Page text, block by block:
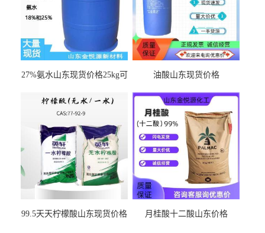
27%氨水山东现货价格25kg可
油酸山东现货价格
99.5天天柠檬酸山东现货价格 月桂酸十二酸山东价格